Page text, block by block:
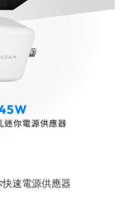
快速電源供應器